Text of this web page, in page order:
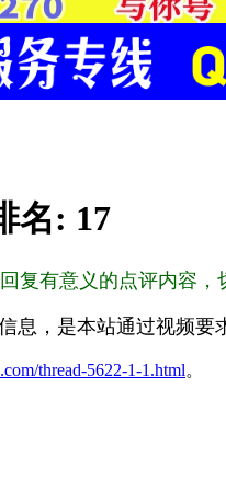
名: 17
复有意义的点评内容，
息，是本站通过视频要
thread-5622-1-1.html。